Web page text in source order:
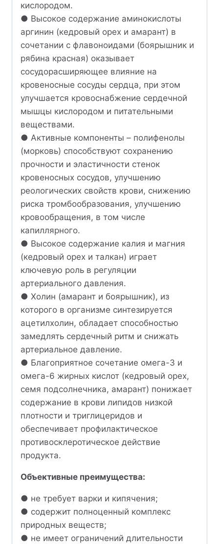
кислородом.
● Высокое содержание аминокислоты
аргинин (кедровый орех и амарант) в
сочетании с флавоноидами (боярышник и
рябина красная) оказывает
сосудорасширяющее влияние на
кровеносные сосуды сердца, при этом
улучшается кровоснабжение сердечной
мышцы кислородом и питательными
веществами.
● Активные компоненты – полифенолы
(морковь) способствуют сохранению
прочности и эластичности стенок
кровеносных сосудов, улучшению
реологических свойств крови, снижению
риска тромбообразования, улучшению
кровообращения, в том числе
капиллярного.
● Высокое содержание калия и магния
(кедровый орех и талкан) играет
ключевую роль в регуляции
артериального давления.
● Холин (амарант и боярышник), из
которого в организме синтезируется
ацетилхолин, обладает способностью
замедлять сердечный ритм и снижать
артериальное давление.
● Благоприятное сочетание омега-3 и
омега-6 жирных кислот (кедровый орех,
семя подсолнечника, амарант) понижает
содержание в крови липидов низкой
плотности и триглицеридов и
обеспечивает профилактическое
противосклеротическое действие
продукта.
Объективные преимущества:
● не требует варки и кипячения;
● содержит полноценный комплекс
природных веществ;
● не имеет ограничений длительности